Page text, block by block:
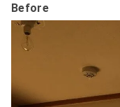
Before